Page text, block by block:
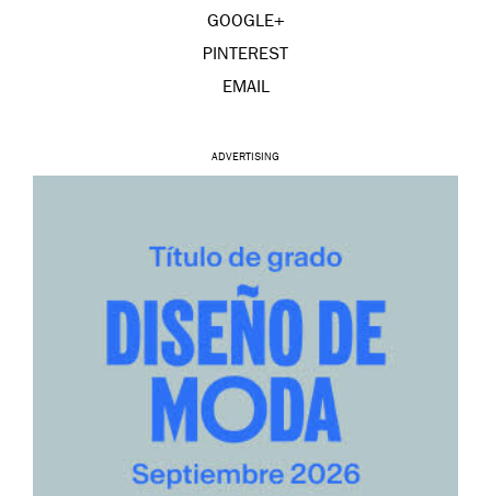
GOOGLE+
PINTEREST
EMAIL
ADVERTISING